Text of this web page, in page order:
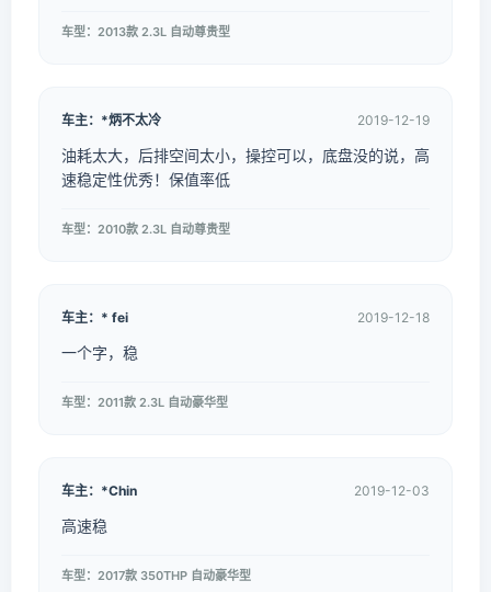
车型：2013款 2.3L 自动尊贵型
车主：*炳不太冷 2019-12-19
油耗太大，后排空间太小，操控可以，底盘没的说，高
速稳定性优秀！保值率低
车型：2010款 2.3L 自动尊贵型
车主：* fei 2019-12-18
一个字，稳
车型：2011款 2.3L 自动豪华型
车主：*Chin 2019-12-03
高速稳
车型：2017款 350THP 自动豪华型